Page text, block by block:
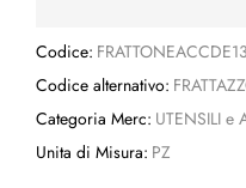
Codice: FRATTONEACCDE13
Codice alternativo:
Categoria Merc: UTENSILI e
Unita di Misura: PZ